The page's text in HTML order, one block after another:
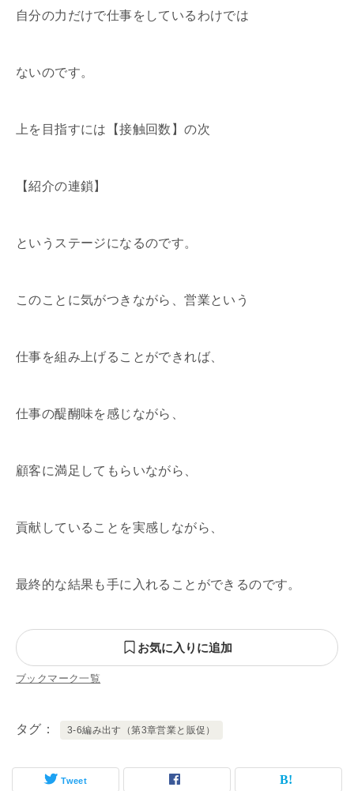
自分の力だけで仕事をしているわけでは
ないのです。
上を目指すには【接触回数】の次
【紹介の連鎖】
というステージになるのです。
このことに気がつきながら、営業という
仕事を組み上げることができれば、
仕事の醍醐味を感じながら、
顧客に満足してもらいながら、
貢献していることを実感しながら、
最終的な結果も手に入れることができるのです。
お気に入りに追加
ブックマーク一覧
タグ 3-6編み出す（第3章営業と販促）
Tweet